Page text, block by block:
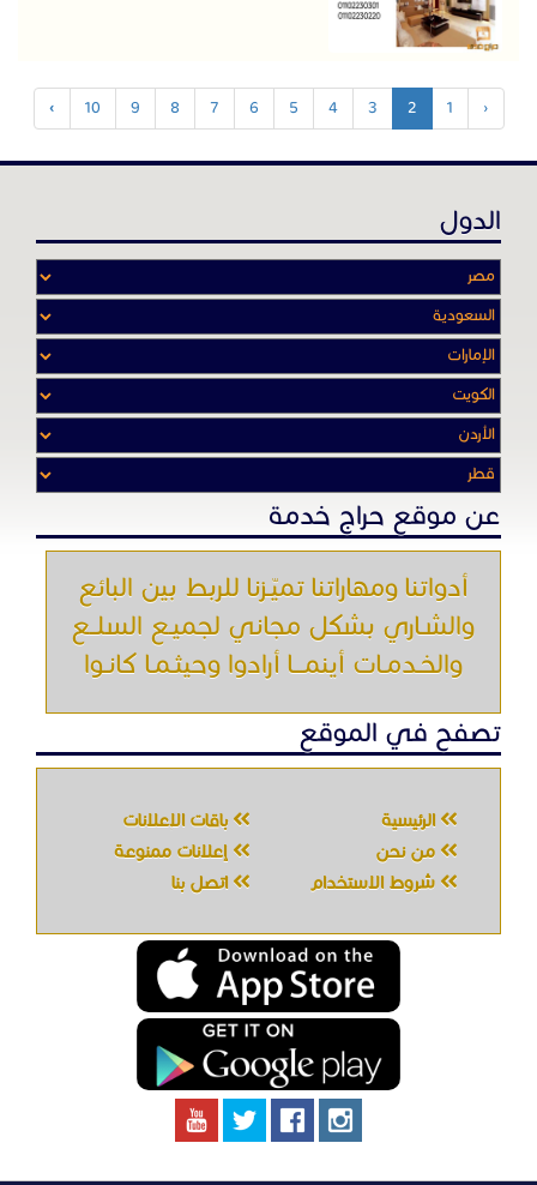
‹
1
2
3
4
5
6
7
8
9
10
›
الدول
عن موقع حراج خدمة
أدواتنا ومهاراتنا تميّـزنا للربط بين البائع
والشـاري بشكل مجاني لجميـع السلــع
والخـدمـات أينمـــا أرادوا وحيثـمـا كانـوا
تصفح في الموقع
الرئيسية
باقات الإعلانات
من نحن
إعلانات ممنوعة
شروط الاستخدام
اتصل بنا